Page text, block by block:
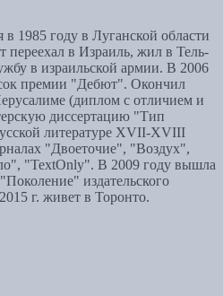
1985 году в Луганской области
переехал в Израиль, жил в Тель-
в израильской армии. В 2006
премии "Дебют". Окончил
(диплом с отличием и
диссертацию "Тип
литературе XVII-XVIII
"Двоеточие", "Воздух",
"TextOnly". В 2009 году вышла
издательского
г. живет в Торонто.